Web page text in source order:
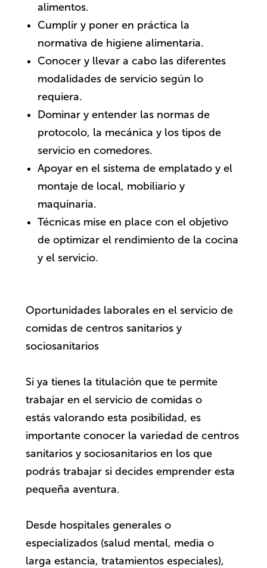
alimentos.
Cumplir y poner en práctica la
normativa de higiene alimentaria.
Conocer y llevar a cabo las diferentes
modalidades de servicio según lo
requiera.
Dominar y entender las normas de
protocolo, la mecánica y los tipos de
servicio en comedores.
Apoyar en el sistema de emplatado y el
montaje de local, mobiliario y
maquinaria.
Técnicas mise en place con el objetivo
de optimizar el rendimiento de la cocina
y el servicio.
Oportunidades laborales en el servicio de
comidas de centros sanitarios y
sociosanitarios
Si ya tienes la titulación que te permite
trabajar en el servicio de comidas o
estás valorando esta posibilidad, es
importante conocer la variedad de centros
sanitarios y sociosanitarios en los que
podrás trabajar si decides emprender esta
pequeña aventura.
Desde hospitales generales o
especializados (salud mental, media o
larga estancia, tratamientos especiales),